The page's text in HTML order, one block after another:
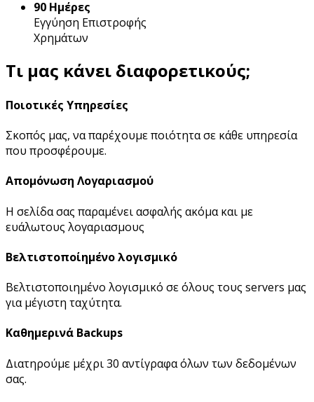
90 Ημέρες
Εγγύηση Eπιστροφής
Xρημάτων
Τι μας κάνει διαφορετικούς;
Ποιοτικές Υπηρεσίες
Σκοπός μας, να παρέχουμε ποιότητα σε κάθε υπηρεσία
που προσφέρουμε.
Απομόνωση Λογαριασμού
Η σελίδα σας παραμένει ασφαλής ακόμα και με
ευάλωτους λογαριασμους
Βελτιστοποίημένο λογισμικό
Βελτιστοποιημένο λογισμικό σε όλους τους servers μας
για μέγιστη ταχύτητα.
Καθημερινά Backups
Διατηρούμε μέχρι 30 αντίγραφα όλων των δεδομένων
σας.